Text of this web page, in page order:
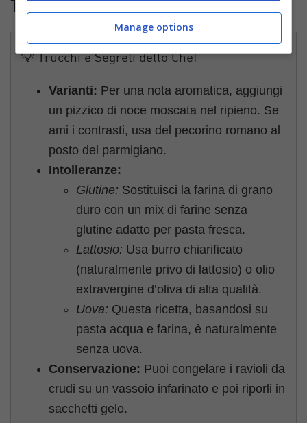
💡 Trucchi e Segreti dello Chef
Varianti: Per una nota aromatica, aggiungi
un pizzico di noce moscata nel ripieno. Se
ami i contrasti, usa del pecorino romano al
posto del parmigiano.
Intolleranze:
Glutine: Sostituisci la farina di grano
duro con un mix di farine senza
glutine adatto per pasta fresca.
Lattosio: Usa burro chiarificato
(naturalmente privo di lattosio) o olio
extravergine d’oliva di alta qualità.
Uova: Questa ricetta, basandosi su
pasta acqua e farina, è naturalmente
senza uova.
Conservazione: Puoi congelare i ravioli da
crudi su un vassoio infarinato e poi riporli in
sacchetti gelo.
Manage options